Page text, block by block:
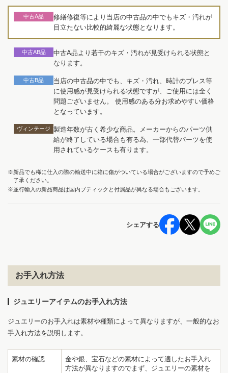
中古A品
修繕修復等により当店の中古品の中でもキズ・汚れが
目立たない比較的綺麗な状態となります。
中古AB品
中古A品より若干のキズ・汚れが見受けられる状態と
なります。
中古B品
当店の中古品の中でも、キズ・汚れ、時計のブレス等
に使用感が見受けられる状態ですが、ご使用には全く
問題ございません。 使用感のある分お求めやすい価格
となっています。
ヴィンテージ 製造年数が古く希少な商品。メーカーからのパーツ供
給が終了している場合も有る為、一部代替パーツを使
用されているケースも有ります。
※新品でも稀に仕入の際の輸送中に箱に傷がついている場合がございますので予めご
了承ください。
※並行輸入の新品商品は国内ブティックと付属品が異なる場合もございます。
シェアする
お手入れ方法
ジュエリーアイテムのお手入れ方法
ジュエリーのお手入れは素材や種類によって異なりますが、一般的なお
手入れ方法を説明します。
素材の確認
金や銀、宝石などの素材によって適したお手入れ
方法が異なりますのでまず、ジュエリーの素材を